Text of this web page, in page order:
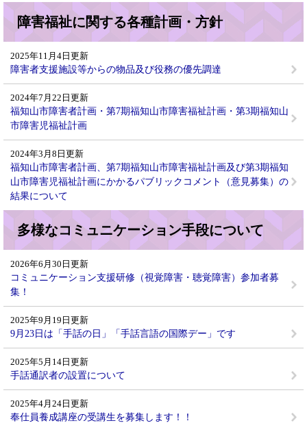
障害福祉に関する各種計画・方針
2025年11月4日更新
障害者支援施設等からの物品及び役務の優先調達
2024年7月22日更新
福知山市障害者計画・第7期福知山市障害福祉計画・第3期福知山
市障害児福祉計画
2024年3月8日更新
福知山市障害者計画、第7期福知山市障害福祉計画及び第3期福知
山市障害児福祉計画にかかるパブリックコメント（意見募集）の
結果について
多様なコミュニケーション手段について
2026年6月30日更新
コミュニケーション支援研修（視覚障害・聴覚障害）参加者募
集！
2025年9月19日更新
9月23日は「手話の日」「手話言語の国際デー」です
2025年5月14日更新
手話通訳者の設置について
2025年4月24日更新
奉仕員養成講座の受講生を募集します！！